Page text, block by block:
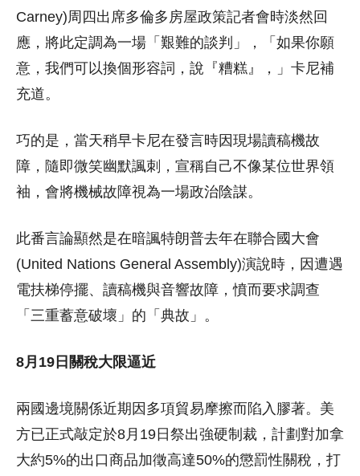
Carney)周四出席多倫多房屋政策記者會時淡然回
應，將此定調為一場「艱難的談判」，「如果你願
意，我們可以換個形容詞，說『糟糕』，」卡尼補
充道。
巧的是，當天稍早卡尼在發言時因現場讀稿機故
障，隨即微笑幽默諷刺，宣稱自己不像某位世界領
袖，會將機械故障視為一場政治陰謀。
此番言論顯然是在暗諷特朗普去年在聯合國大會
(United Nations General Assembly)演說時，因遭遇
電扶梯停擺、讀稿機與音響故障，憤而要求調查
「三重蓄意破壞」的「典故」。
8月19日關稅大限逼近
兩國邊境關係近期因多項貿易摩擦而陷入膠著。美
方已正式敲定於8月19日祭出強硬制裁，計劃對加拿
大約5%的出口商品加徵高達50%的懲罰性關稅，打